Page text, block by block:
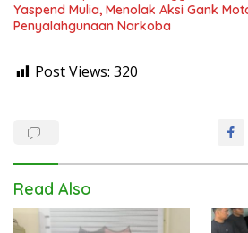
Yaspend Mulia, Menolak Aksi Gank
Penyalahgunaan Narkoba
Post Views: 320
Read Also